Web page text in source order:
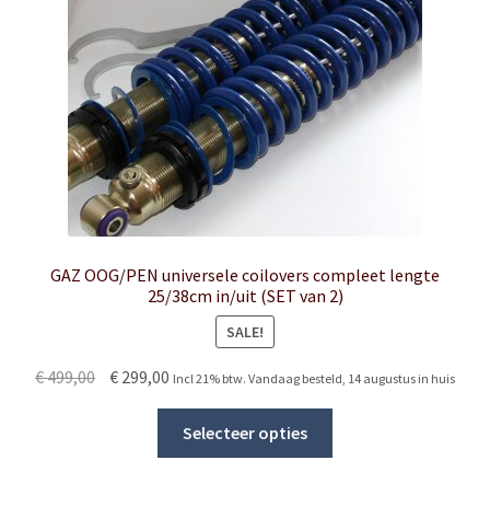
chosen
on
the
product
page
GAZ OOG/PEN universele coilovers compleet lengte
25/38cm in/uit (SET van 2)
SALE!
€499,00
Original
€ 499,00.
€299,00Current
price
€ 299,00.
Incl 21% btw. Vandaag besteld, 14 augustus in huis
Selecteer opties